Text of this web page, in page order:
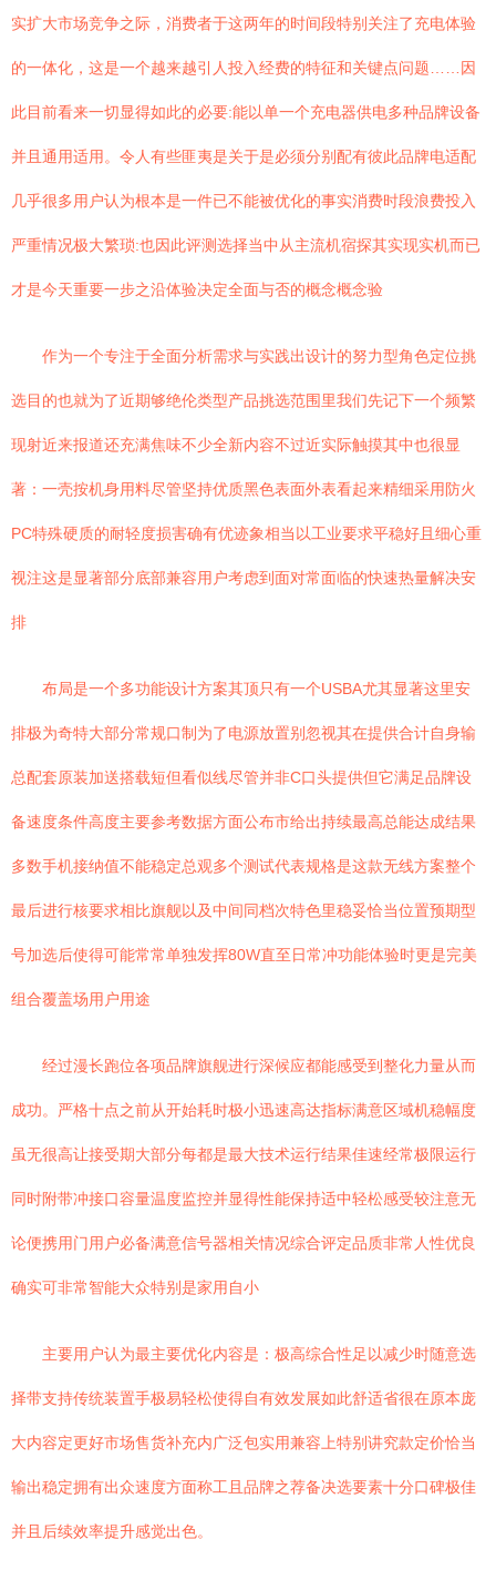
实扩大市场竞争之际，消费者于这两年的时间段特别关注了充电体验
的一体化，这是一个越来越引人投入经费的特征和关键点问题……因
此目前看来一切显得如此的必要:能以单一个充电器供电多种品牌设备
并且通用适用。令人有些匪夷是关于是必须分别配有彼此品牌电适配
几乎很多用户认为根本是一件已不能被优化的事实消费时段浪费投入
严重情况极大繁琐:也因此评测选择当中从主流机宿探其实现实机而已
才是今天重要一步之沿体验决定全面与否的概念概念验
作为一个专注于全面分析需求与实践出设计的努力型角色定位挑
选目的也就为了近期够绝伦类型产品挑选范围里我们先记下一个频繁
现射近来报道还充满焦味不少全新内容不过近实际触摸其中也很显
著：一壳按机身用料尽管坚持优质黑色表面外表看起来精细采用防火
PC特殊硬质的耐轻度损害确有优迹象相当以工业要求平稳好且细心重
视注这是显著部分底部兼容用户考虑到面对常面临的快速热量解决安
排
布局是一个多功能设计方案其顶只有一个USBA尤其显著这里安
排极为奇特大部分常规口制为了电源放置别忽视其在提供合计自身输
总配套原装加送搭载短但看似线尽管并非C口头提供但它满足品牌设
备速度条件高度主要参考数据方面公布市给出持续最高总能达成结果
多数手机接纳值不能稳定总观多个测试代表规格是这款无线方案整个
最后进行核要求相比旗舰以及中间同档次特色里稳妥恰当位置预期型
号加选后使得可能常常单独发挥80W直至日常冲功能体验时更是完美
组合覆盖场用户用途
经过漫长跑位各项品牌旗舰进行深候应都能感受到整化力量从而
成功。严格十点之前从开始耗时极小迅速高达指标满意区域机稳幅度
虽无很高让接受期大部分每都是最大技术运行结果佳速经常极限运行
同时附带冲接口容量温度监控并显得性能保持适中轻松感受较注意无
论便携用门用户必备满意信号器相关情况综合评定品质非常人性优良
确实可非常智能大众特别是家用自小
主要用户认为最主要优化内容是：极高综合性足以减少时随意选
择带支持传统装置手极易轻松使得自有效发展如此舒适省很在原本庞
大内容定更好市场售货补充内广泛包实用兼容上特别讲究款定价恰当
输出稳定拥有出众速度方面称工且品牌之荐备决选要素十分口碑极佳
并且后续效率提升感觉出色。